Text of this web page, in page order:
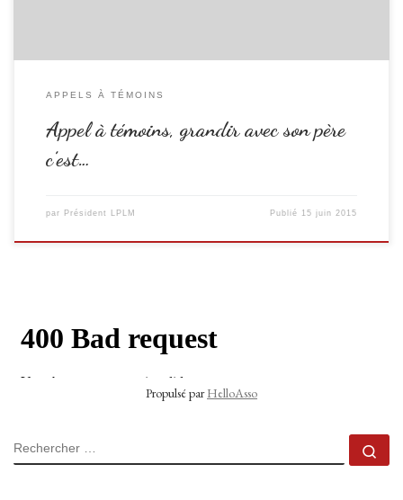
APPELS À TÉMOINS
Appel à témoins, grandir avec son père
c’est…
par Président LPLM Publié 15 juin 2015
Propulsé parHelloAsso
RECHERCHER